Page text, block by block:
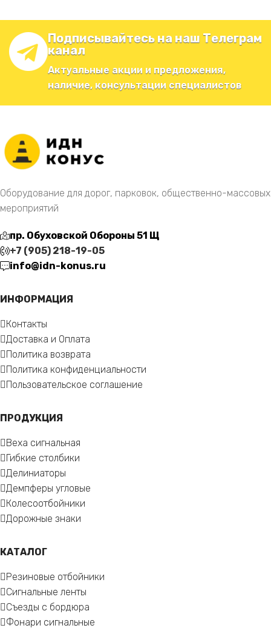
Подписывайтесь на наш Телеграм
канал
Актуальные акции и предложения,
наличие, консультации специалистов
Оборудование для дорог, парковок, общественно-массовых
мероприятий
пр. Обуховской Обороны 51 Щ
+7 (905) 218-19-05
info@idn-konus.ru
ИНФОРМАЦИЯ
Контакты
Доставка и Оплата
Политика возврата
Политика конфиденциальности
Пользовательское соглашение
ПРОДУКЦИЯ
Веха сигнальная
Гибкие столбики
Делиниаторы
Демпферы угловые
Колесоотбойники
Дорожные знаки
КАТАЛОГ
Резиновые отбойники
Сигнальные ленты
Съезды с бордюра
Фонари сигнальные